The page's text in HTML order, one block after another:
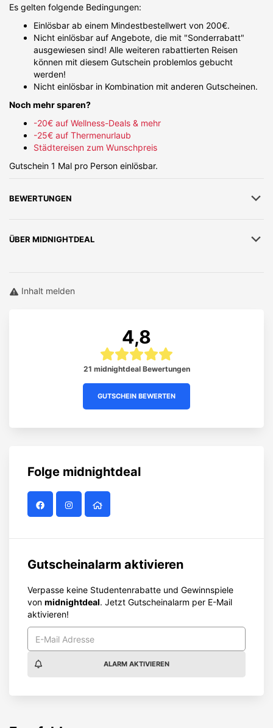
Es gelten folgende Bedingungen:
Einlösbar ab einem Mindestbestellwert von 200€.
Nicht einlösbar auf Angebote, die mit "Sonderrabatt"
ausgewiesen sind! Alle weiteren rabattierten Reisen
können mit diesem Gutschein problemlos gebucht
werden!
Nicht einlösbar in Kombination mit anderen Gutscheinen.
Noch mehr sparen?
-20€ auf Wellness-Deals & mehr
-25€ auf Thermenurlaub
Städtereisen zum Wunschpreis
Gutschein 1 Mal pro Person einlösbar.
BEWERTUNGEN
ÜBER MIDNIGHTDEAL
Inhalt melden
4,8
21 midnightdeal Bewertungen
GUTSCHEIN BEWERTEN
Folge midnightdeal
Gutscheinalarm aktivieren
Verpasse keine Studentenrabatte und Gewinnspiele
von midnightdeal. Jetzt Gutscheinalarm per E-Mail
aktivieren!
ALARM AKTIVIEREN